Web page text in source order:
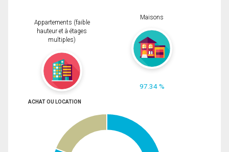
Appartements (faible
hauteur et à étages
multiples)
Maisons
97.34 %
ACHAT OU LOCATION